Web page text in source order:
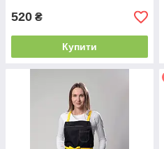
520 ₴
Купити